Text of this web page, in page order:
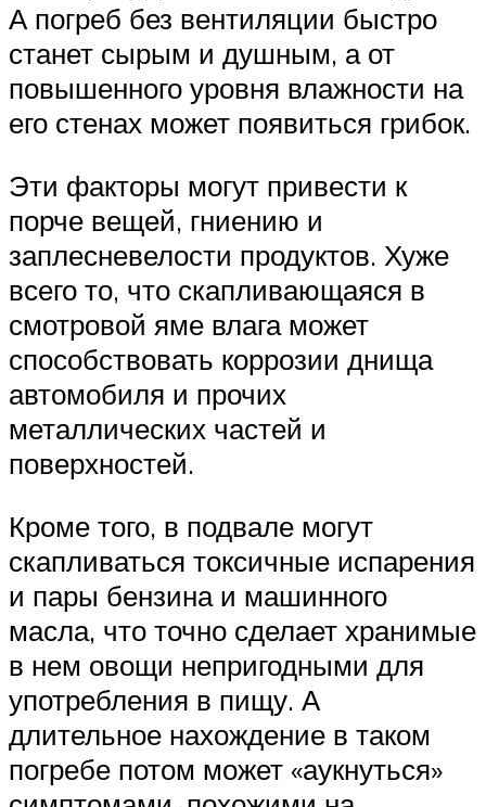
А погреб без вентиляции быстро
станет сырым и душным, а от
повышенного уровня влажности на
его стенах может появиться грибок.
Эти факторы могут привести к
порче вещей, гниению и
заплесневелости продуктов. Хуже
всего то, что скапливающаяся в
смотровой яме влага может
способствовать коррозии днища
автомобиля и прочих
металлических частей и
поверхностей.
Кроме того, в подвале могут
скапливаться токсичные испарения
и пары бензина и машинного
масла, что точно сделает хранимые
в нем овощи непригодными для
употребления в пищу. А
длительное нахождение в таком
погребе потом может «аукнуться»